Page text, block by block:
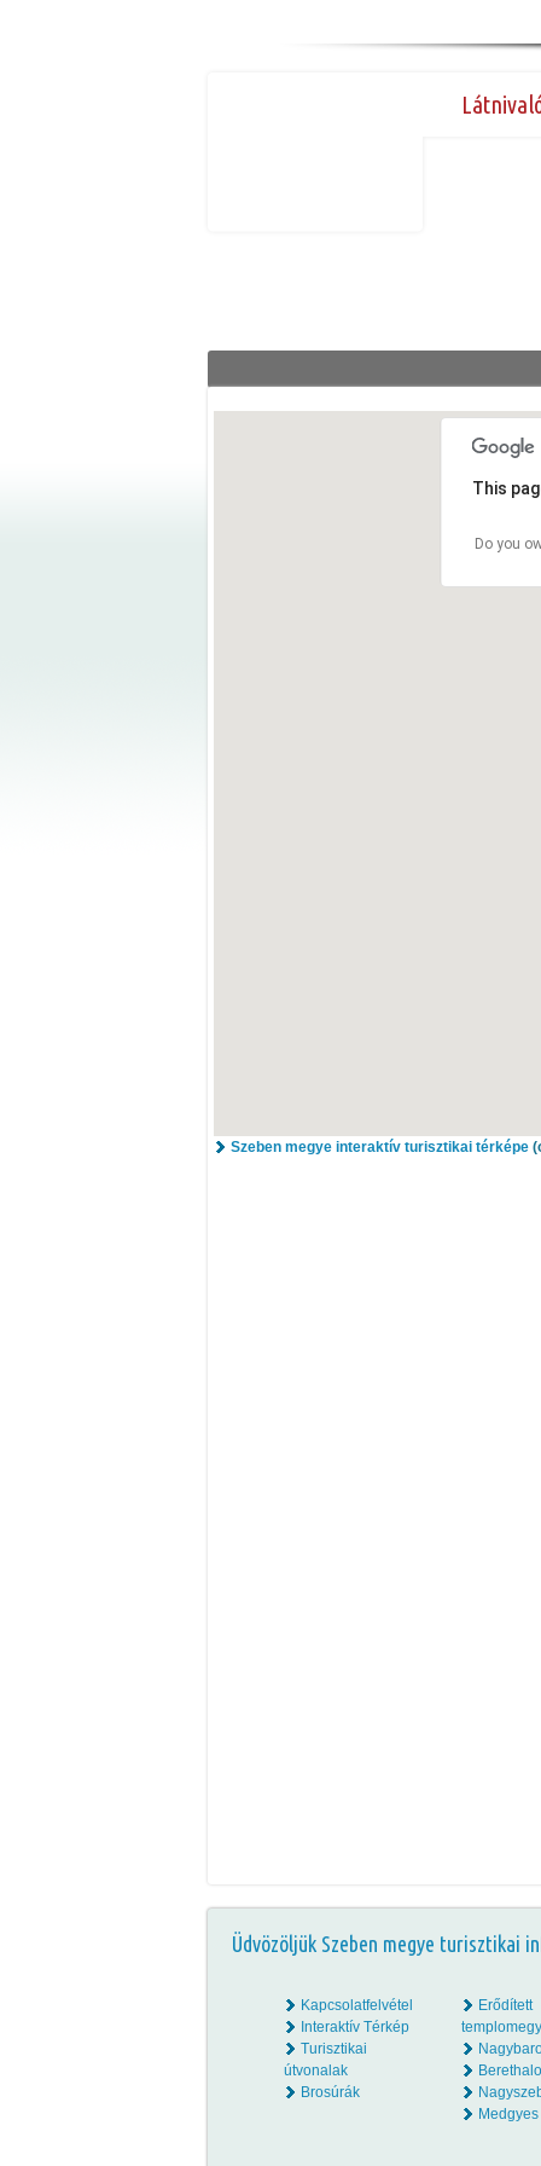
This
Do you
Szeben megye interaktív turisztikai térképe
Üdvözöljük Szeben megye turisztikai
Kapcsolatfelvétel
Interaktív Térkép
Turisztikai
útvonalak
Brosúrák
Erődített
Medgyes